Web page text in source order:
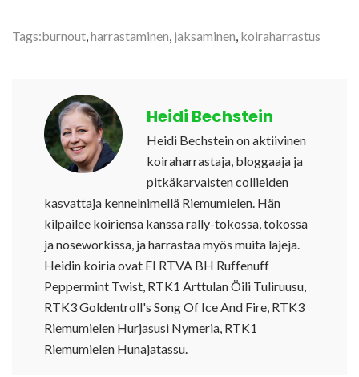
Tags:burnout,harrastaminen, jaksaminen, koiraharrastus
Heidi Bechstein
Heidi Bechstein on aktiivinen
koiraharrastaja, bloggaaja ja
pitkäkarvaisten collieiden
kasvattaja kennelnimellä Riemumielen. Hän
kilpailee koiriensa kanssa rally-tokossa, tokossa
ja noseworkissa, ja harrastaa myös muita lajeja.
Heidin koiria ovat FI RTVA BH Ruffenuff
Peppermint Twist, RTK1 Arttulan Öili Tuliruusu,
RTK3 Goldentroll's Song Of Ice And Fire, RTK3
Riemumielen Hurjasusi Nymeria, RTK1
Riemumielen Hunajatassu.